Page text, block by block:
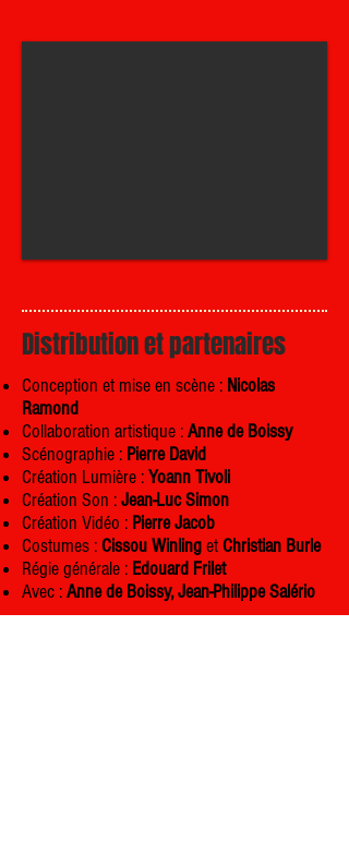
Distribution et partenaires
Conception et mise en scène : Nicolas
Ramond
Collaboration artistique :Anne de Boissy
Scénographie : Pierre David
Création Lumière :Yoann Tivoli
Création Son :Jean-Luc Simon
Création Vidéo : Pierre Jacob
Costumes :Cissou WinlingetChristian Burle
Régie générale : Edouard Frilet
Avec :Anne de Boissy, Jean-Philippe Salério